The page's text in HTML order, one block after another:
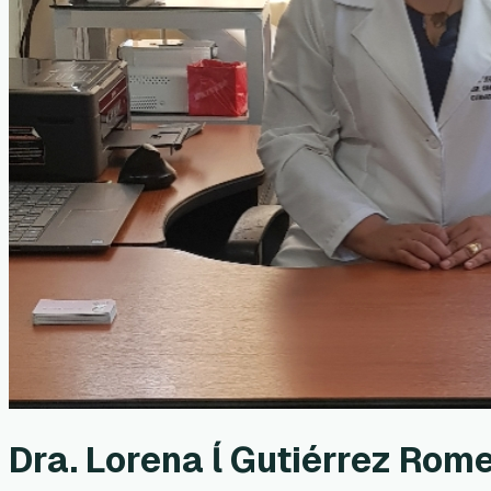
Dra. Lorena ĺ Gutiérrez